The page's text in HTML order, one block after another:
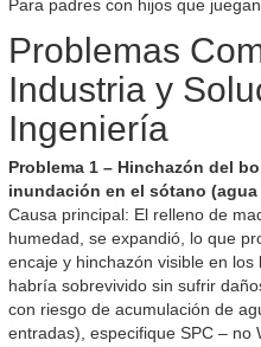
Para padres con hijos que
Problemas
Industria y
Ingeniería
Problema 1 – Hinchazón del
inundación en el sótano
Causa principal: El relleno de
humedad, se expandió, lo que
encaje y hinchazón visible en
habría sobrevivido sin sufrir
con riesgo de acumulación de
entradas), especifique SPC – no